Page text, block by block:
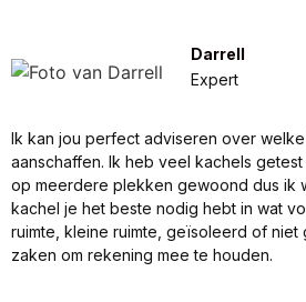
Darrell
Expert
Ik kan jou perfect adviseren over
aanschaffen. Ik heb veel kachels
op meerdere plekken gewoond dus ik
kachel je het beste nodig hebt in wat
ruimte, kleine ruimte, geïsoleerd of niet
zaken om rekening mee te houden.